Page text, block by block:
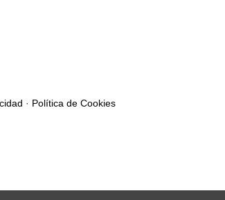
· Política de Cookies